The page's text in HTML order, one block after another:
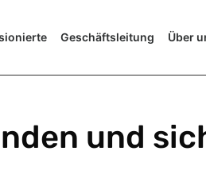
Geschäftsleitung Über
und